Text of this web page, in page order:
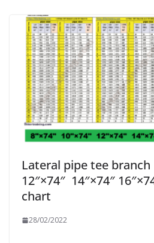
Lateral pipe tee branch
12″×74″ 14″×74″
chart
28/02/2022